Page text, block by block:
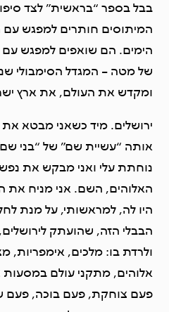
בבל בספר “בראשית” לצד
המיתוסים חותרים למפגש עם
הימים. הם שואפים למפגש עם
של מטה – המגדל הסימבולי
ומקדש את העולם, את ארץ
ירושלים. מיד כשאני מבטא
אותה “עשיית שם” של “בני שם”
נוחתת עלי ואני מבקש את
האלוהים, השם. אני מניח את
היו לה, למראשותי, על מנת
הבבלי הזה, שהועתק
ולרדת בו: מלכים, אימפריות,
אלוהים, מתקני עולם במסעות
פעם צוחקת, פעם בוכה, פעם